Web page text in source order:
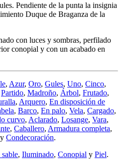
Pendiente de la punta la insignia
Duque de Braganza de la
con luces y sombras, perfilado
conopial y con un acabado en
, Azur, Oro, Gules, Uno, Cinco,
Partido, Madroño, Árbol, Frutado,
, Arquero, En disposición de
, Barco, En palo, Vela, Cargado,
curvo, Aclarado, Losange, Vara,
, Caballero, Armadura completa,
y Condecoración.
, Iluminado, Conopial y Piel.